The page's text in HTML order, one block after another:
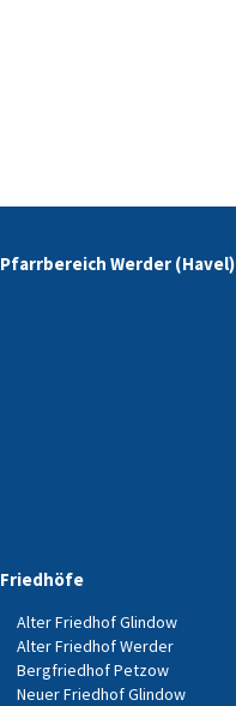
Pfarrbereich Werder (Havel)
Friedhöfe
Alter Friedhof Glindow
Alter Friedhof Werder
Bergfriedhof Petzow
Neuer Friedhof Glindow